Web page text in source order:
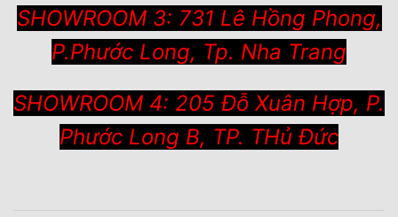
SHOWROOM 3: 731 Lê Hồng Phong,
P.Phước Long, Tp. Nha Trang
SHOWROOM 4: 205 Đỗ Xuân Hợp, P.
Phước Long B, TP. THủ Đức